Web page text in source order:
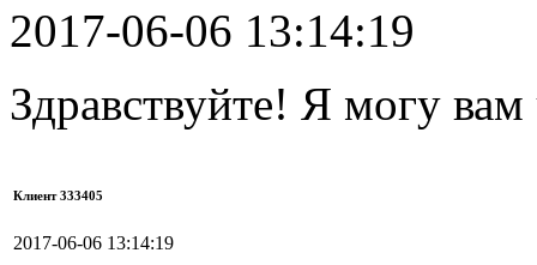
2017-06-06 13:14:19
Здравствуйте! Я могу
Клиент 333405
2017-06-06 13:14:19